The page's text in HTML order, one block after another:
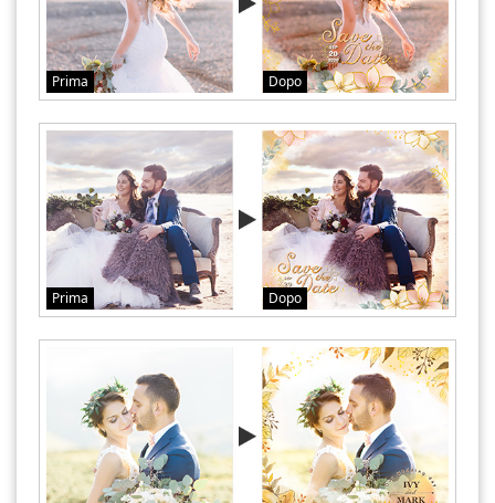
Prima Dopo
Prima Dopo